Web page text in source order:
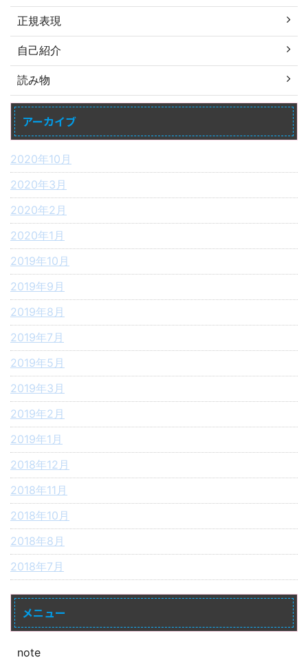
正規表現
自己紹介
読み物
アーカイブ
2020年10月
2020年3月
2020年2月
2020年1月
2019年10月
2019年9月
2019年8月
2019年7月
2019年5月
2019年3月
2019年2月
2019年1月
2018年12月
2018年11月
2018年10月
2018年8月
2018年7月
メニュー
note